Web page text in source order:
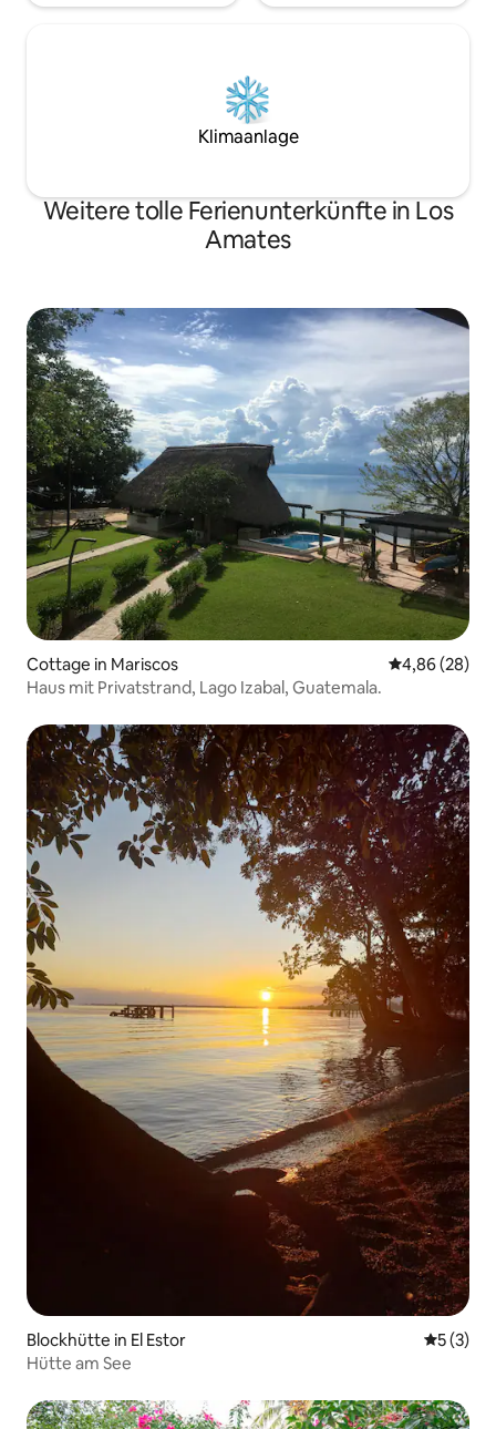
Klimaanlage
Weitere tolle Ferienunterkünfte in Los
Amates
Cottage in Mariscos
4,86 (28)
Haus mit Privatstrand, Lago Izabal, Guatemala.
Blockhütte in El Estor
5 (3)
Hütte am See